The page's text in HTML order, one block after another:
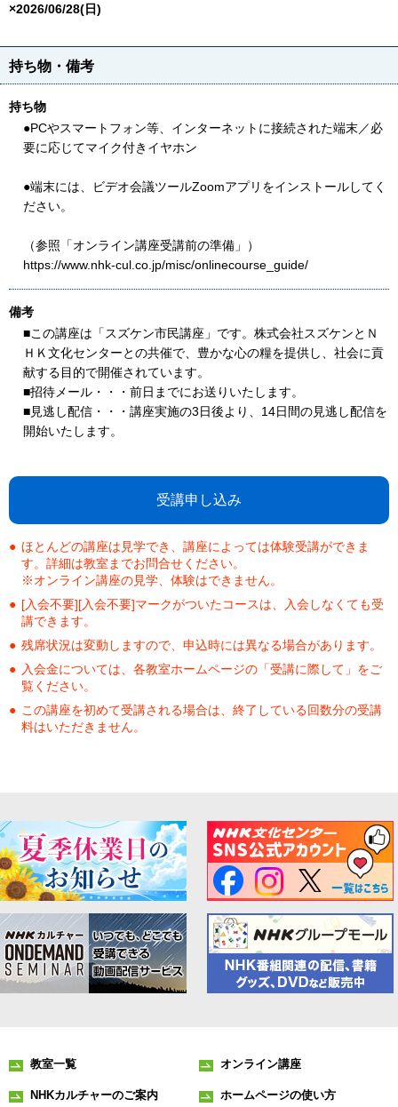
×2026/06/28(日)
持ち物・備考
持ち物
●PCやスマートフォン等、インターネットに接続された端末／必
要に応じてマイク付きイヤホン
●端末には、ビデオ会議ツールZoomアプリをインストールしてく
ださい。
（参照「オンライン講座受講前の準備」）
https://www.nhk-cul.co.jp/misc/onlinecourse_guide/
備考
■この講座は「スズケン市民講座」です。株式会社スズケンとＮ
ＨＫ文化センターとの共催で、豊かな心の糧を提供し、社会に貢
献する目的で開催されています。
■招待メール・・・前日までにお送りいたします。
■見逃し配信・・・講座実施の3日後より、14日間の見逃し配信を
開始いたします。
受講申し込み
ほとんどの講座は見学でき、講座によっては体験受講ができま
す。詳細は教室までお問合せください。
※オンライン講座の見学、体験はできません。
[入会不要][入会不要]マークがついたコースは、入会しなくても受
講できます。
残席状況は変動しますので、申込時には異なる場合があります。
入会金については、各教室ホームページの「受講に際して」をご
覧ください。
この講座を初めて受講される場合は、終了している回数分の受講
料はいただきません。
教室一覧 オンライン講座
NHKカルチャーのご案内 ホームページの使い方